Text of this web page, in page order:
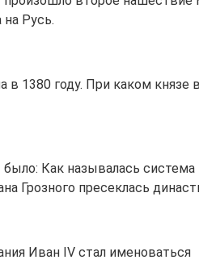
Русь.
1380 году. При каком
Как называлась
Грозного пресеклась
Иван IV стал именоваться